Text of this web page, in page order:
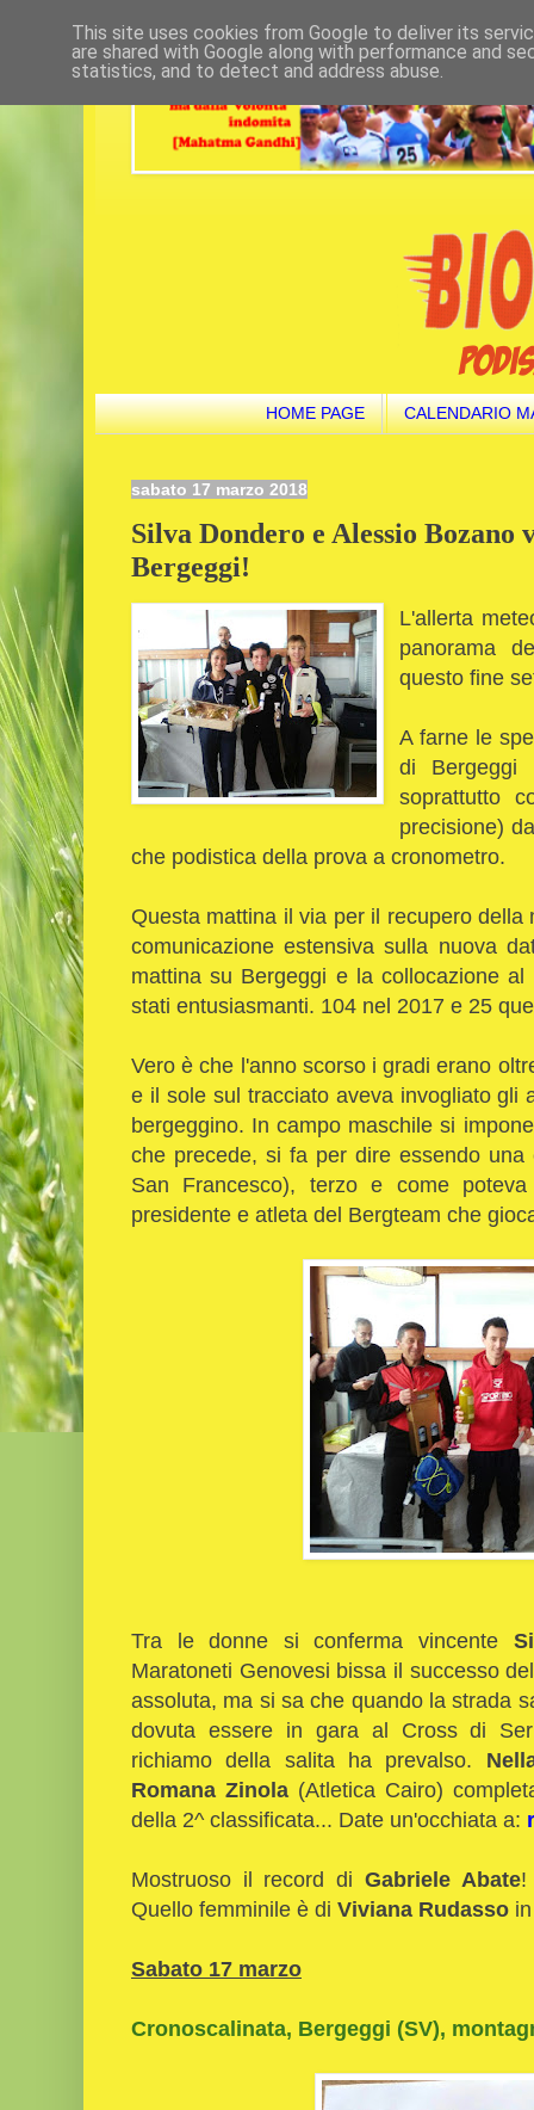
HOME PAGE CALENDARIO
sabato 17 marzo 2018
Silva Dondero e Alessio
Bergeggi!
L'allerta
panorama
questo fine
A farne le
di
soprattutto
precisione)
che podistica della prova a cronometro.
Questa mattina il via per il recupero
comunicazione estensiva sulla nuova
mattina su Bergeggi e la collocazione
stati entusiasmanti. 104 nel 2017 e 25
Vero è che l'anno scorso i gradi erano
e il sole sul tracciato aveva invogliato gli
bergeggino. In campo maschile si
che precede, si fa per dire essendo
San Francesco), terzo e come
presidente e atleta del Bergteam che
Tra le donne si conferma vincente
Maratoneti Genovesi bissa il successo
assoluta, ma si sa che quando la strada
dovuta essere in gara al Cross di
richiamo della salita ha prevalso.
Romana Zinola(Atletica Cairo)
della 2^ classificata... Date un'occhiata a:
Mostruoso il record di Gabriele Abate!
Quello femminile è di Viviana Rudasso
Sabato 17 marzo
Cronoscalinata, Bergeggi (SV),
This site uses cookies from Google to deliver its
are shared with Google along with performance and
statistics, and to detect and address abuse.